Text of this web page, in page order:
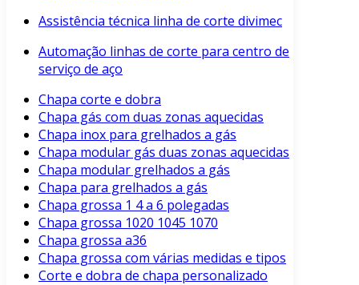
Assistência técnica linha de corte divimec
Automação linhas de corte para centro de
serviço de aço
Chapa corte e dobra
Chapa gás com duas zonas aquecidas
Chapa inox para grelhados a gás
Chapa modular gás duas zonas aquecidas
Chapa modular grelhados a gás
Chapa para grelhados a gás
Chapa grossa 1 4 a 6 polegadas
Chapa grossa 1020 1045 1070
Chapa grossa a36
Chapa grossa com várias medidas e tipos
Corte e dobra de chapa personalizado